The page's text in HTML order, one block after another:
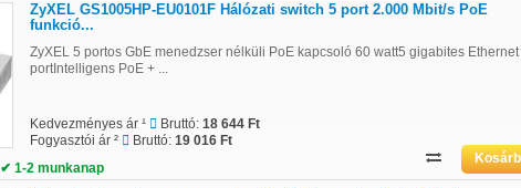
ZyXEL GS1005HP-EU0101F Hálózati switch 5 port 2.000 Mbit/s PoE
funkció...
ZyXEL 5 portos GbE menedzser nélküli PoE kapcsoló 60 watt5 gigabites Ethernet
portIntelligens PoE + ...
Kedvezményes ár ¹ Bruttó: 18 644 Ft
Fogyasztói ár ²
Bruttó: 19 016 Ft
✔ 1-2 munkanap